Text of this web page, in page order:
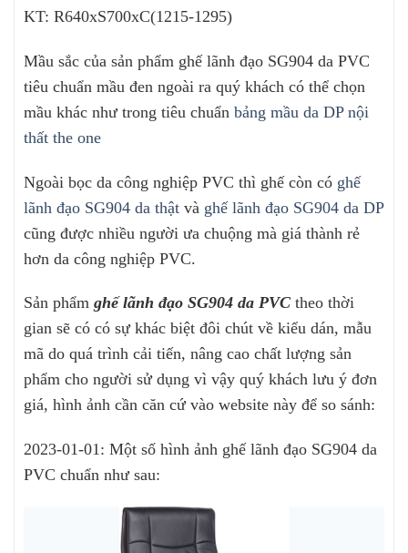
KT: R640xS700xC(1215-1295)
Mầu sắc của sản phẩm ghế lãnh đạo SG904 da PVC
tiêu chuẩn mầu đen ngoài ra quý khách có thể chọn
mầu khác như trong tiêu chuẩn bảng mầu da DP nội
thất the one
Ngoài bọc da công nghiệp PVC thì ghế còn có ghế
lãnh đạo SG904 da thật và ghế lãnh đạo SG904 da DP
cũng được nhiều người ưa chuộng mà giá thành rẻ
hơn da công nghiệp PVC.
Sản phẩm ghế lãnh đạo SG904 da PVC theo thời
gian sẽ có có sự khác biệt đôi chút về kiểu dán, mẫu
mã do quá trình cải tiến, nâng cao chất lượng sản
phẩm cho người sử dụng vì vậy quý khách lưu ý đơn
giá, hình ảnh cần căn cứ vào website này để so sánh:
2023-01-01: Một số hình ảnh ghế lãnh đạo SG904 da
PVC chuẩn như sau: